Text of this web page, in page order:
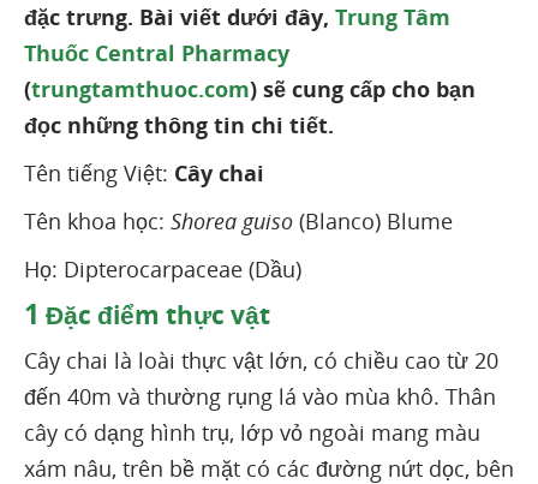
đặc trưng. Bài viết dưới đây, Trung Tâm
Thuốc Central Pharmacy
(trungtamthuoc.com) sẽ cung cấp cho bạn
đọc những thông tin chi tiết.
Tên tiếng Việt: Cây chai
Tên khoa học: Shorea guiso (Blanco) Blume
Họ: Dipterocarpaceae (Dầu)
1 Đặc điểm thực vật
Cây chai là loài thực vật lớn, có chiều cao từ 20
đến 40m và thường rụng lá vào mùa khô. Thân
cây có dạng hình trụ, lớp vỏ ngoài mang màu
xám nâu, trên bề mặt có các đường nứt dọc, bên